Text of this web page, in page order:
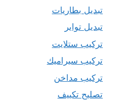
تبديل بطاريات
تبديل تواير
تركيب ستلايت
تركيب سيراميك
تركيب مداخن
تصليح تكييف